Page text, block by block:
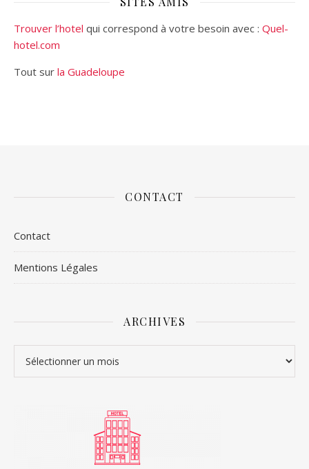
villages
médiévaux à
Trouver l’hotel qui correspond à votre besoin avec : Quel-
hotel.com
Tout sur la Guadeloupe
CONTACT
Contact
Mentions Légales
ARCHIVES